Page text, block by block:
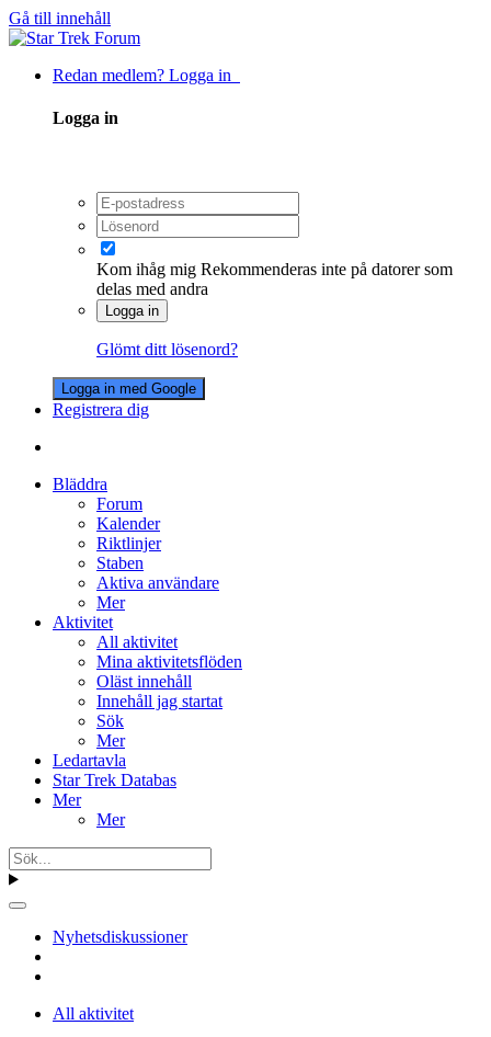
Gå till innehåll
Redan medlem? Logga in
Logga in
Kom ihåg mig Rekommenderas inte på datorer som
delas med andra
Logga in
Glömt ditt lösenord?
Logga in med Google
Registrera dig
Bläddra
Forum
Kalender
Riktlinjer
Staben
Aktiva användare
Mer
Aktivitet
All aktivitet
Mina aktivitetsflöden
Oläst innehåll
Innehåll jag startat
Sök
Mer
Ledartavla
Star Trek Databas
Mer
Mer
Nyhetsdiskussioner
All aktivitet